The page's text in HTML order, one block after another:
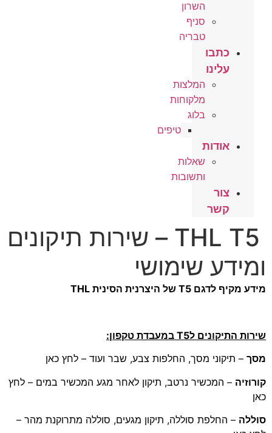
השרון
סניף
טבריה
כתבו
עלינו
המלצות
מלקוחות
בלוג
טיפים
אודות
שאלות
ותשובות
צור
קשר
THL T5 – שירות תיקונים
ומידע שימושי
מידע מקיף לדגם T5 של היצרנית הסינית THL
שירות התיקונים לT5 במעבדת טקפון:
מסך – תיקוני מסך, החלפות צבע, שבר ועוד – לחץ כאן
קורוזיה – המכשיר נרטב, תיקון לאחר מגע המכשיר במים – לחץ
כאן
סוללה – החלפת סוללה, תיקון מגעים, סוללה מתרוקנת מהר –